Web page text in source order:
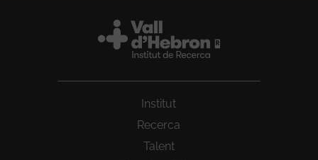
Institut
Recerca
Talent